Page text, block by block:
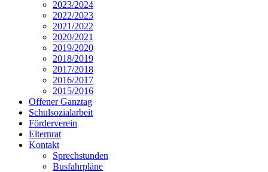
2023/2024
2022/2023
2021/2022
2020/2021
2019/2020
2018/2019
2017/2018
2016/2017
2015/2016
Offener Ganztag
Schulsozialarbeit
Förderverein
Elternrat
Kontakt
Sprechstunden
Busfahrpläne